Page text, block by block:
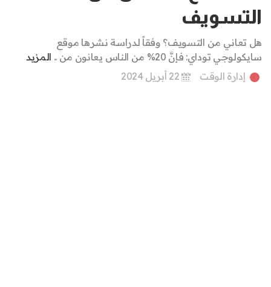
التسويف
هل تعاني من التسويف؟ وفقاً لدراسة نشرها موقع
سايكولوجي توداي: فإنَّ 20% من الناس يعانون من ..
المزيد
إدارة الوقت
22 أبريل 2024